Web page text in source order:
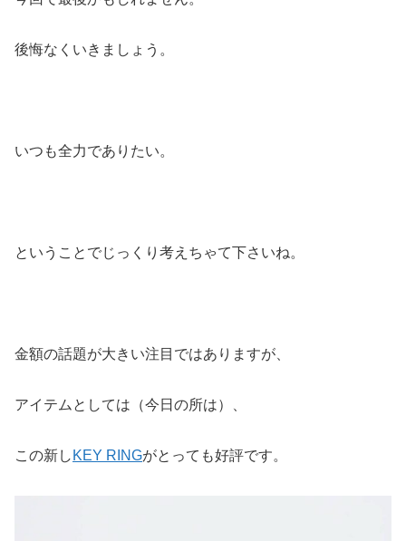
後悔なくいきましょう。
いつも全力でありたい。
ということでじっくり考えちゃて下さいね。
金額の話題が大きい注目ではありますが、
アイテムとしては（今日の所は）、
この新し KEY RINGがとっても好評です。